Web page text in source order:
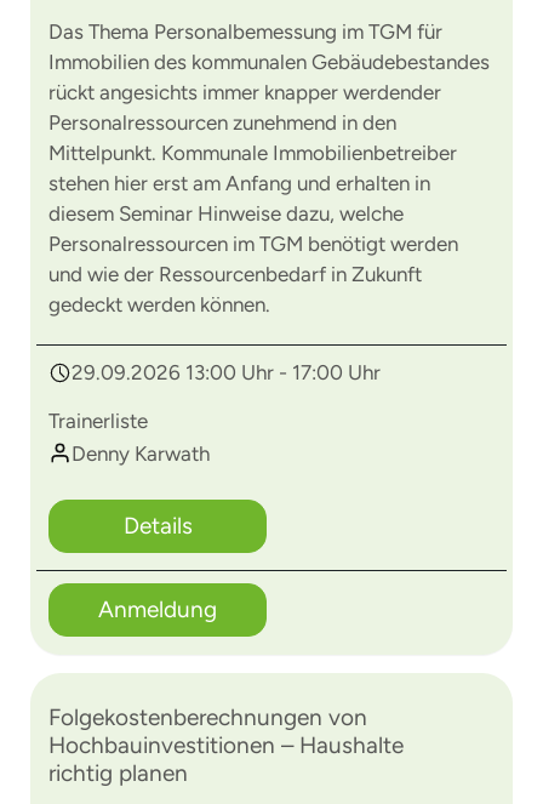
Das Thema Personalbemessung im TGM für
Immobilien des kommunalen Gebäudebestandes
rückt angesichts immer knapper werdender
Personalressourcen zunehmend in den
Mittelpunkt. Kommunale Immobilienbetreiber
stehen hier erst am Anfang und erhalten in
diesem Seminar Hinweise dazu, welche
Personalressourcen im TGM benötigt werden
und wie der Ressourcenbedarf in Zukunft
gedeckt werden können.
29.09.2026 13:00 Uhr - 17:00 Uhr
Trainerliste
Denny Karwath
Details
Anmeldung
Folgekostenberechnungen von
Hochbauinvestitionen – Haushalte
richtig planen